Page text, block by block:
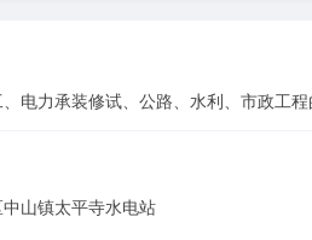
电力承装修试、公路、水利、市政工程
山镇太平寺水电站